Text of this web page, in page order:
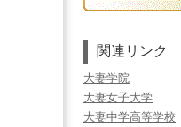
関連リンク
大妻学院
大妻女子大学
大妻中学高等学校